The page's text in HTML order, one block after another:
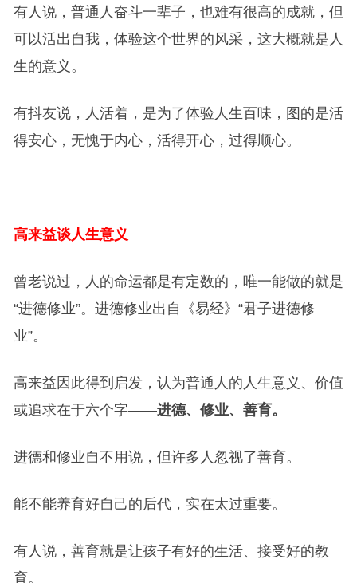
有人说，普通人奋斗一辈子，也难有很高的成就，但
可以活出自我，体验这个世界的风采，这大概就是人
生的意义。
有抖友说，人活着，是为了体验人生百味，图的是活
得安心，无愧于内心，活得开心，过得顺心。
高来益谈人生意义
曾老说过，人的命运都是有定数的，唯一能做的就是
“进德修业”。进德修业出自《易经》“君子进德修
业”。
高来益因此得到启发，认为普通人的人生意义、价值
或追求在于六个字——进德、修业、善育。
进德和修业自不用说，但许多人忽视了善育。
能不能养育好自己的后代，实在太过重要。
有人说，善育就是让孩子有好的生活、接受好的教
育。